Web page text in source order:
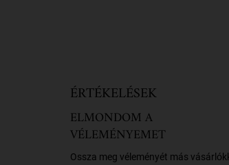
ÉRTÉKELÉSEK
ELMONDOM A
VÉLEMÉNYEMET
Ossza meg véleményét más